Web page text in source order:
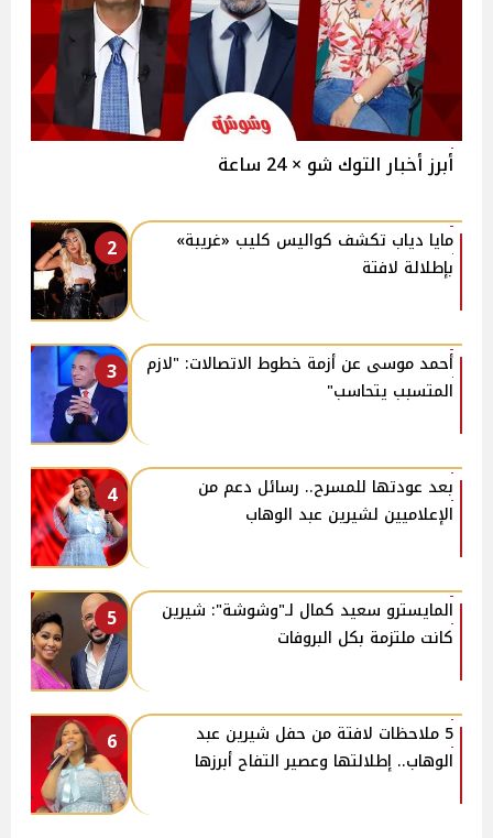
أبرز أخبار التوك شو × 24 ساعة
2
مايا دياب تكشف كواليس كليب «غريبة»
بإطلالة لافتة
3
أحمد موسى عن أزمة خطوط الاتصالات: "لازم
المتسبب يتحاسب"
4
بعد عودتها للمسرح.. رسائل دعم من
الإعلاميين لشيرين عبد الوهاب
5
المايسترو سعيد كمال لـ"وشوشة": شيرين
كانت ملتزمة بكل البروفات
6
5 ملاحظات لافتة من حفل شيرين عبد
الوهاب.. إطلالتها وعصير التفاح أبرزها